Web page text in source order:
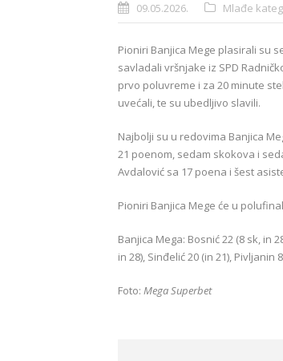
09.05.2026. Mlađe
Pioniri Banjica Mege plasirali su
savladali vršnjake iz SPD
prvo poluvreme i za 20 minute
uvećali, te su ubedljivo slavili.
Najbolji su u redovima Banjica
21 poenom, sedam skokova i
Avdalović sa 17 poena i šest
Pioniri Banjica Mege će u
Banjica Mega: Bosnić 22 (8 sk, in
in 28), Sinđelić 20 (in 21), Pivljanin
Foto: Mega Superbet